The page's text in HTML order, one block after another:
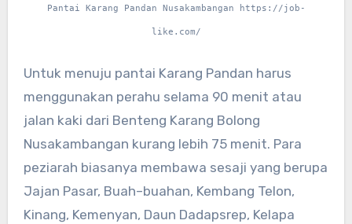
Pantai Karang Pandan Nusakambangan https://job-
like.com/
Untuk menuju pantai Karang Pandan harus
menggunakan perahu selama 90 menit atau
jalan kaki dari Benteng Karang Bolong
Nusakambangan kurang lebih 75 menit. Para
peziarah biasanya membawa sesaji yang berupa
Jajan Pasar, Buah–buahan, Kembang Telon,
Kinang, Kemenyan, Daun Dadapsrep, Kelapa